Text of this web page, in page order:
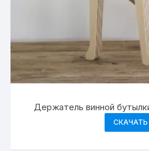
Держатель винной
СКАЧАТЬ